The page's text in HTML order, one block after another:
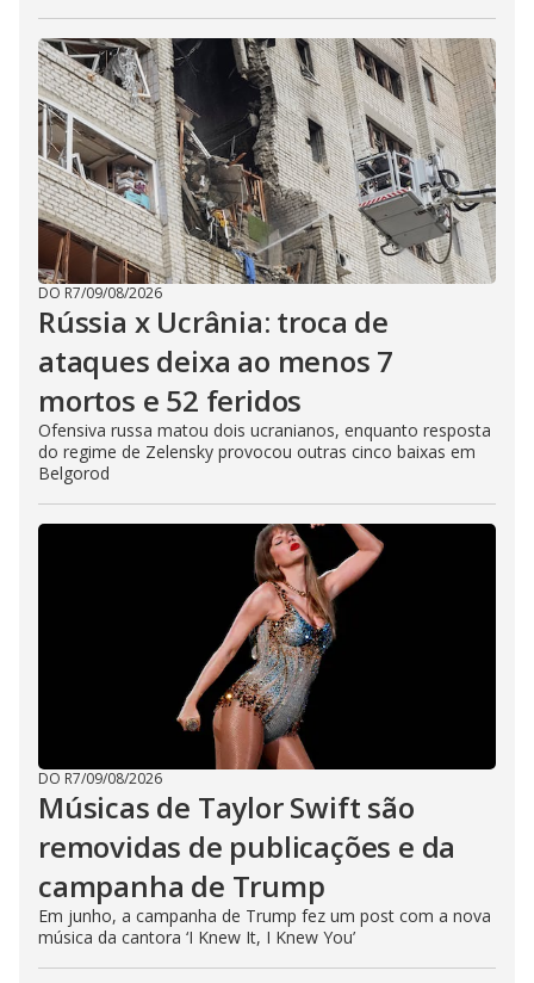
DO R7/09/08/2026
Rússia x Ucrânia: troca de
ataques deixa ao menos 7
mortos e 52 feridos
Ofensiva russa matou dois ucranianos, enquanto resposta
do regime de Zelensky provocou outras cinco baixas em
Belgorod
DO R7/09/08/2026
Músicas de Taylor Swift são
removidas de publicações e da
campanha de Trump
Em junho, a campanha de Trump fez um post com a nova
música da cantora ‘I Knew It, I Knew You’